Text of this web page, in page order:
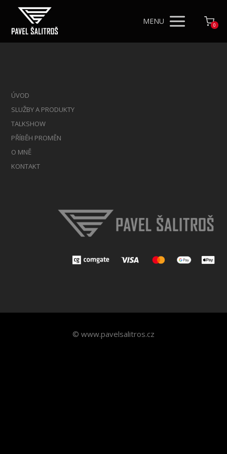
MENU 0
ÚVOD
SLUŽBY A PRODUKTY
TALKSHOW
PŘÍBĚH PROMĚN
O MNĚ
KONTAKT
© www.pavelsalitros.cz